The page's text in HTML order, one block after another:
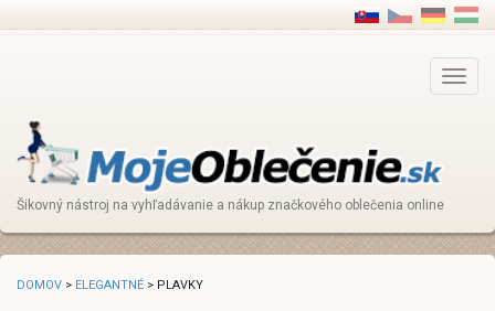
Main
Menu
Šikovný nástroj na vyhľadávanie a nákup značkového oblečenia online
DOMOV > ELEGANTNÉ > PLAVKY